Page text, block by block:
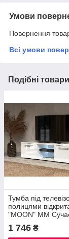
Умови
Повернення
Всі умови
Подібні
Тумба під
полицями
"MOON" ММ
ТВ
1 746 ₴